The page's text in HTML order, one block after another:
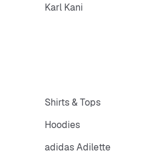
Karl Kani
Shirts & Tops
Hoodies
adidas Adilette